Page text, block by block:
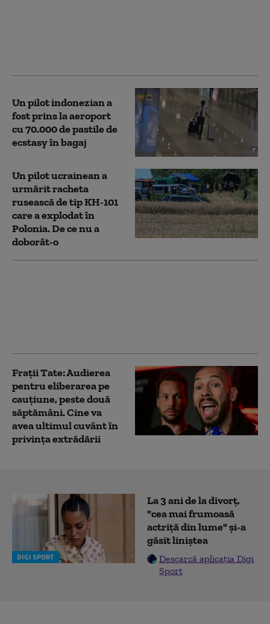
Un pilot indonezian a
fost prins la aeroport
cu 70.000 de pastile de
ecstasy în bagaj
Un pilot ucrainean a
urmărit racheta
rusească de tip KH-101
care a explodat în
Polonia. De ce nu a
doborât-o
Fraţii Tate: Audierea
pentru eliberarea pe
cauţiune, peste două
săptămâni. Cine va
avea ultimul cuvânt în
privința extrădării
DIGI SPORT
La 3 ani de la divorț,
"cea mai frumoasă
actriță din lume" și-a
găsit liniștea
Descarcă aplicația Digi
Sport